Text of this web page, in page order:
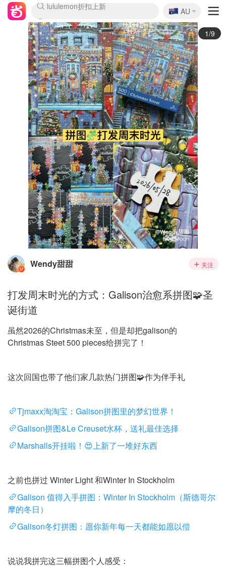
lululemon折扣上新
Sasa美妆护肤3.5折
SSENSE年中2.5折
FreshBeauty好价汇总
Cettire降价+叠9折
WWS Coles超市实拍
viagogo二手票捡漏
Myer超级周末
The Outnet奢牌1折起
David Jones 3折起
Flannels大牌1折
Perfumes Club护肤1折
AMIRO面罩$251
Amazon折扣汇总
eToro入金$200送$50
Amazon数码好物
ICONIC本周7.5折
ThedoubleF高奢地板价
Moose Knuckles 6折
丝芙兰5折起
EUFY摄像头$98
Selenichast首饰2折
Trip机票酒店促销
YSL送5件彩妆礼
Amazon家居好物
Amazon美妆护肤
雅漾大喷$8
过敏原检测盒$33
伊索独家赠50ml沐浴露
科颜氏高保湿面霜$29
SEALIFE海洋馆门票6折
丝塔芙大白罐$16
订阅Newsletter送香薰
Cult Beauty 6.8折
Harrods圣诞日历$525
LN-CC奢牌私促3折
d'Alba空姐喷雾$16
EVE LOM套装£56
Bernardelli独家4折
Adore Beauty 6折起
CT圣诞日历
Mytheresa奢品2.7折
Luxury Escapes 9折
Currentbody美容仪$881
MOON Garden Live
Roborock扫地机$649
Tingo Life水杯$24
Valentino官网5折
CR洗护套装$23
修丽可4件套$159
Myer彩妆2件7折
GANNI官网4.5折
Stylevana韩妆4折
Tessabit高奢8.5折
OGX洗发水$11
Amazon阿德莱德次日达
卡诗8.5折+赠礼
Philips Hue灯具8折
🇦🇺
AU
2/9
Wendy甜甜 关注
打发周末时光的方式：Galison治愈系拼图🧩圣
诞街道
虽然2026的Christmas未至，但是却把galison的
Christmas Steet 500 pieces给拼完了！
这次回国也带了他们家几款热门拼图🧩作为伴手礼
Tjmaxx淘淘宝：Galison拼图里的梦幻世界！
Galison拼图&Le Creuset水杯，送礼最佳选择
Marshalls开挂啦！😍上新了一堆好东西
之前也拼过 Winter Light 和Winter In Stockholm
Galison 值得入手拼图：Winter In Stockholm（斯德哥尔
摩的冬日）
Galison冬灯拼图：愿你新年每一天都能如愿以偿
说说我拼完这三幅拼图个人感受：